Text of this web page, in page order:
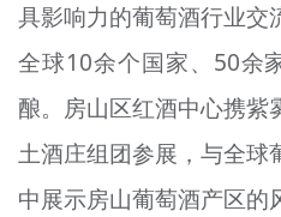
榜样人物
身边好人
文明评论
北京宣传文化引导基金
具影响力的葡萄酒行业交
全球10余个国家、50余
酿。房山区红酒中心携紫
土酒庄组团参展，与全球
中展示房山葡萄酒产区的